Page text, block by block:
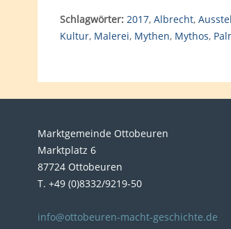
Schlagwörter: 2017, Albrecht,
Kultur, Malerei, Mythen, Mythos,
Marktgemeinde Ottobeuren
Marktplatz 6
87724 Ottobeuren
T. +49 (0)8332/9219-50
info@ottobeuren-macht-geschichte.de